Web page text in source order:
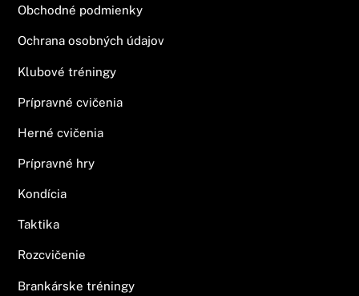
Obchodné podmienky
Ochrana osobných údajov
Klubové tréningy
Prípravné cvičenia
Herné cvičenia
Prípravné hry
Kondícia
Taktika
Rozcvičenie
Brankárske tréningy